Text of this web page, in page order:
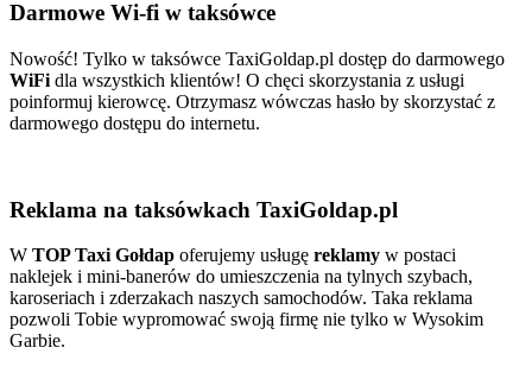
Darmowe Wi-fi w taksówce
Nowość! Tylko w taksówce TaxiGoldap.pl dostęp do darmowego
WiFi dla wszystkich klientów! O chęci skorzystania z usługi
poinformuj kierowcę. Otrzymasz wówczas hasło by skorzystać z
darmowego dostępu do internetu.
Reklama na taksówkach TaxiGoldap.pl
W TOP Taxi Gołdap oferujemy usługę reklamy w postaci
naklejek i mini-banerów do umieszczenia na tylnych szybach,
karoseriach i zderzakach naszych samochodów. Taka reklama
pozwoli Tobie wypromować swoją firmę nie tylko w Wysokim
Garbie.